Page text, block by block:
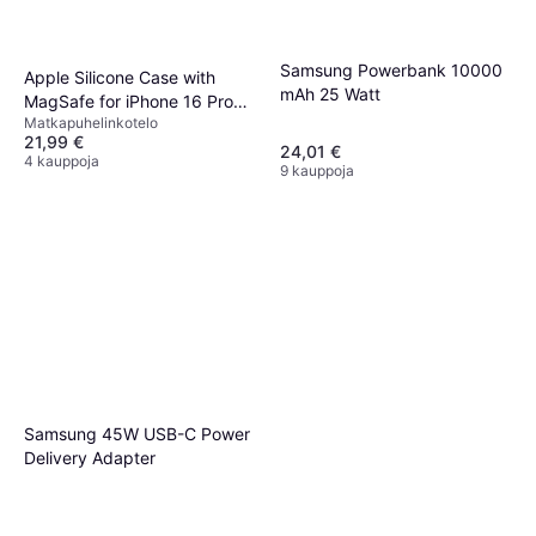
Apple Silicone Case with
MagSafe for iPhone 16 Pro
Max Black
Matkapuhelinkotelo
21,99 €
4 kauppoja
Samsung Powerbank 10000
mAh 25 Watt
24,01 €
9 kauppoja
Samsung 45W USB-C Power
Delivery Adapter